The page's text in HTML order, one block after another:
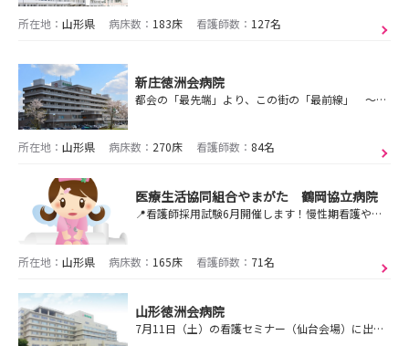
所在地： 山形県 病床数： 183床 看護師数： 127名
新庄徳洲会病院
都会の「最先端」より、この街の「最前線」 ～少人数だからこそ叶う、手厚く温かな陽だまりのような職場～
所在地： 山形県 病床数： 270床 看護師数： 84名
医療生活協同組合やまがた 鶴岡協立病院
📍看護師採用試験6月開催します！慢性期看護や退院支援を強みとし、地域医療を支える地元に愛される病院です。
所在地： 山形県 病床数： 165床 看護師数： 71名
山形徳洲会病院
7月11日（土）の看護セミナー（仙台会場）に出展します！急性期から慢性期までのケアミックス病院です。あなたらしく輝ける場所がここにあります！